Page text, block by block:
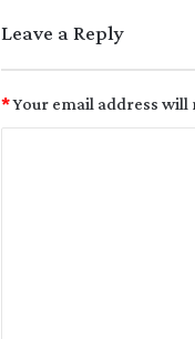
Leave a Reply
Your email address will
*